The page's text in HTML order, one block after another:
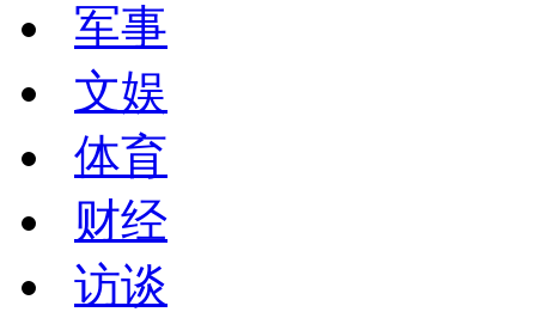
军事
文娱
体育
财经
访谈